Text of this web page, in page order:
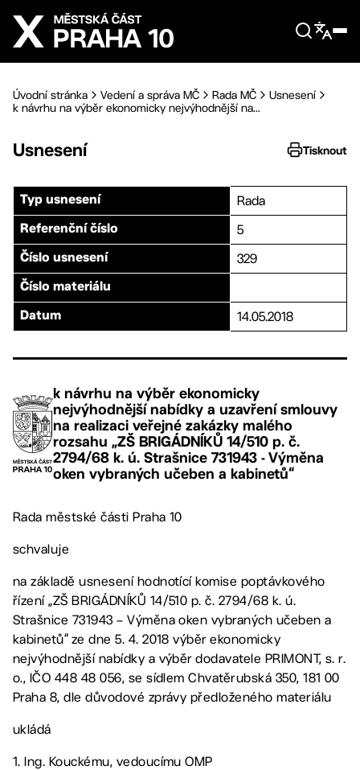
Přejít na hlavní obsah
Úvodní stránka Vedení a správa MČ Rada MČ
Usnesení
k návrhu na výběr ekonomicky nejvýhodnější na...
Usnesení Tisknout
Typ usnesení Rada
Referenční číslo 5
Číslo usnesení 329
Číslo materiálu
Datum 14.05.2018
k návrhu na výběr ekonomicky
nejvýhodnější nabídky a uzavření smlouvy
na realizaci veřejné zakázky malého
rozsahu „ZŠ BRIGÁDNÍKŮ 14/510 p. č.
2794/68 k. ú. Strašnice 731943 - Výměna
oken vybraných učeben a kabinetů“
Rada městské části Praha 10
schvaluje
na základě usnesení hodnotící komise poptávkového
řízení „ZŠ BRIGÁDNÍKŮ 14/510 p. č. 2794/68 k. ú.
Strašnice 731943 – Výměna oken vybraných učeben a
kabinetů“ ze dne 5. 4. 2018 výběr ekonomicky
nejvýhodnější nabídky a výběr dodavatele PRIMONT, s. r.
o., IČO 448 48 056, se sídlem Chvatěrubská 350, 181 00
Praha 8, dle důvodové zprávy předloženého materiálu
ukládá
1. Ing. Kouckému, vedoucímu OMP